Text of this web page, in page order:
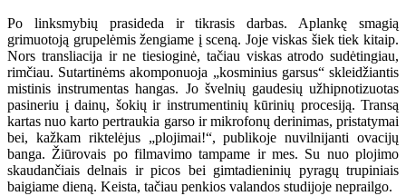
Po linksmybių prasideda ir tikrasis darbas. Aplankę smagią
grimuotoją grupelėmis žengiame į sceną. Joje viskas šiek tiek kitaip.
Nors transliacija ir ne tiesioginė, tačiau viskas atrodo sudėtingiau,
rimčiau. Sutartinėms akomponuoja „kosminius garsus“ skleidžiantis
mistinis instrumentas hangas. Jo švelnių gaudesių užhipnotizuotas
pasineriu į dainų, šokių ir instrumentinių kūrinių procesiją. Transą
kartas nuo karto pertraukia garso ir mikrofonų derinimas, pristatymai
bei, kažkam riktelėjus „plojimai!“, publikoje nuvilnijanti ovacijų
banga. Žiūrovais po filmavimo tampame ir mes. Su nuo plojimo
skaudančiais delnais ir picos bei gimtadieninių pyragų trupiniais
baigiame dieną. Keista, tačiau penkios valandos studijoje neprailgo.